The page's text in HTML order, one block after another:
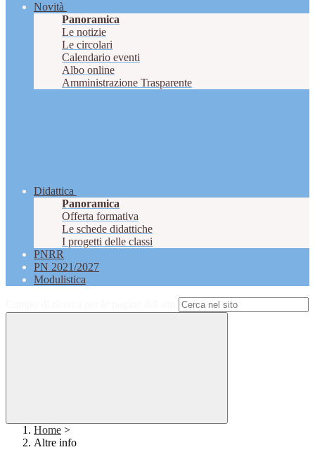
Novità
Panoramica
Le notizie
Le circolari
Calendario eventi
Albo online
Amministrazione Trasparente
Didattica
Panoramica
Offerta formativa
Le schede didattiche
I progetti delle classi
PNRR
PN 2021/2027
Modulistica
Home >
Altre info